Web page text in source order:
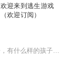
欢迎来到逃生游戏
（欢迎订阅）